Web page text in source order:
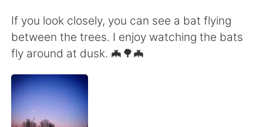
Русский
Indonesia Italiano
Türkçe
Português
If you look closely, you can see a bat flying
between the trees. I enjoy watching the bats
fly around at dusk. 🦇🌳🦇